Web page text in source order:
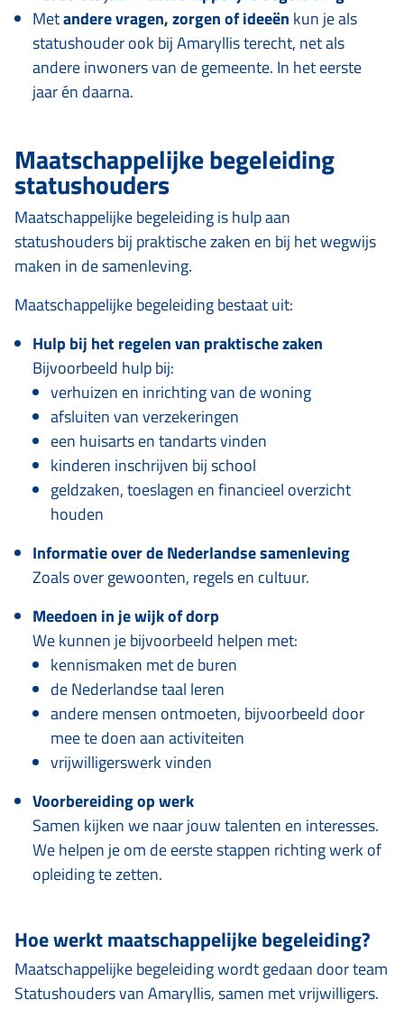
Metandere vragen, zorgen of ideeën kun je als
statushouder ook bij Amaryllis terecht, net als
andere inwoners van de gemeente. In het eerste
jaar én daarna.
Maatschappelijke begeleiding
statushouders
Maatschappelijke begeleiding is hulp aan
statushouders bij praktische zaken en bij het wegwijs
maken in de samenleving.
Maatschappelijke begeleiding bestaat uit:
Hulp bij het regelen van praktische zaken
Bijvoorbeeld hulp bij:
verhuizen en inrichting van de woning
afsluiten van verzekeringen
een huisarts en tandarts vinden
kinderen inschrijven bij school
geldzaken, toeslagen en financieel overzicht
houden
Informatie over de Nederlandse samenleving
Zoals over gewoonten, regels en cultuur.
Meedoen in je wijk of dorp
We kunnen je bijvoorbeeld helpen met:
kennismaken met de buren
de Nederlandse taal leren
andere mensen ontmoeten, bijvoorbeeld door
mee te doen aan activiteiten
vrijwilligerswerk vinden
Voorbereiding op werk
Samen kijken we naar jouw talenten en interesses.
We helpen je om de eerste stappen richting werk of
opleiding te zetten.
Hoe werkt maatschappelijke begeleiding?
Maatschappelijke begeleiding wordt gedaan door team
Statushouders van Amaryllis, samen met vrijwilligers.